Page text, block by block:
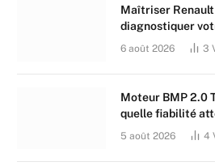
Maîtriser
diagnostiquer
6 août 2026 3
Moteur BMP 2.0
quelle fiabilité
5 août 2026 4